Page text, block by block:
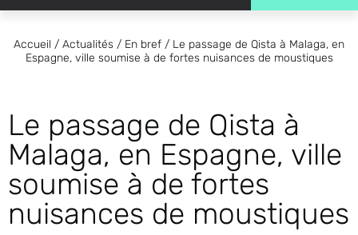
Accueil / Actualités / En bref / Le passage de Qista à Malaga, en
Espagne, ville soumise à de fortes nuisances de moustiques
Le passage de Qista à
Malaga, en Espagne, ville
soumise à de fortes
nuisances de moustiques